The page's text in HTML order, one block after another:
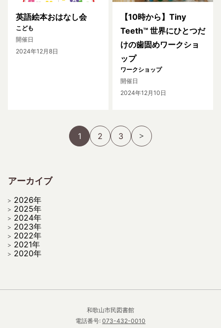
英語絵本おはなし会
こども
開催日
2024年12月8日
【10時から】Tiny
Teeth™ 世界にひとつだ
けの歯固めワークショ
ップ
ワークショップ
開催日
2024年12月10日
1 2 3
アーカイブ
2026年
2025年
2024年
2023年
2022年
2021年
2020年
和歌山市民図書館
電話番号: 073-432-0010